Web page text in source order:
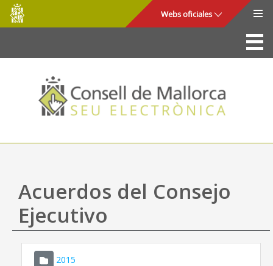
Saltar al contenido principal
Consell
de
Mallorca
Webs oficiales
La Sede
Consejo de Mallorca
Acceso y seguridad
Utilidades
Mapa web
Ayuda
Acuerdos del Consejo
Ejecutivo
2015